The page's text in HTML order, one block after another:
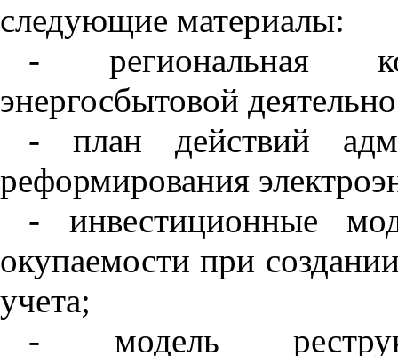
следующие материалы:
- региональная
энергосбытовой
- план действий
реформирования
- инвестиционные
окупаемости при
учета;
- модель